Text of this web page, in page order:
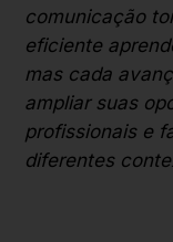
comunicação
eficiente
mas cada
ampliar suas
profissionais e
diferentes